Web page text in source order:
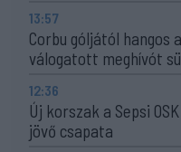
13:57
Corbu góljától hangos
válogatott meghívót
12:36
Új korszak a Sepsi
jövő csapata